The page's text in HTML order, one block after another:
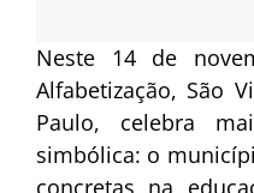
Neste 14 de
Alfabetização, São
Paulo, celebra
simbólica: o